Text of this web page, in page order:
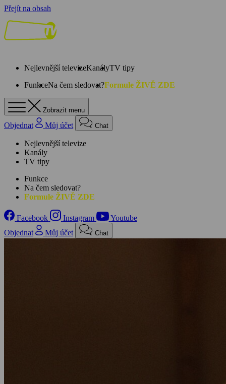
Přejít na obsah
Nejlevnější televizeKanályTV tipy
FunkceNa čem sledovat?Formule ŽIVĚ ZDE
Zobrazit menu
Objednat Můj účet Chat
Nejlevnější televize
Kanály
TV tipy
Funkce
Na čem sledovat?
Formule ŽIVĚ ZDE
Facebook Instagram
Youtube
Objednat
Můj účet Chat